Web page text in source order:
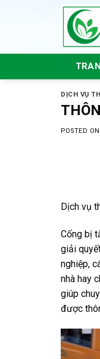
DỊCH VỤ
POSTED ON
Dịch vụ
Cống bị
giải
nghiệp,
nhà hay
giúp
được